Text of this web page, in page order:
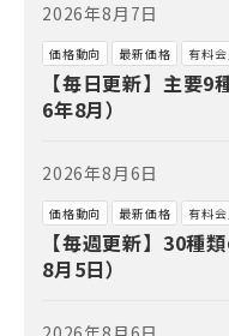
2026年8月7日
価格動向 最新価格 有料
【毎日更新】主要
6年8月）
2026年8月6日
価格動向 最新価格 有料
【毎週更新】30種
8月5日）